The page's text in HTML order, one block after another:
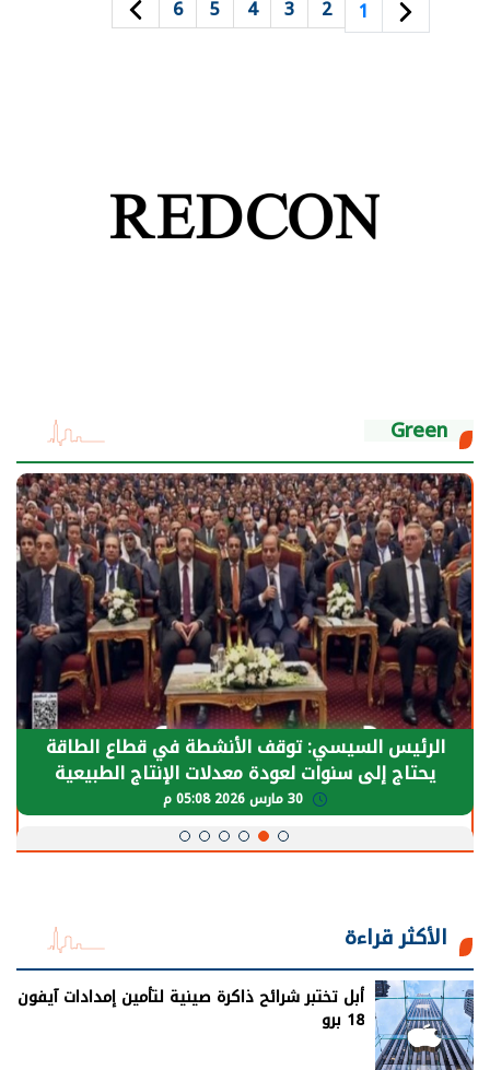
1
2
3
4
5
6
Green
الرئيس السيسي: توقف الأنشطة في قطاع الطاقة
يحتاج إلى سنوات لعودة معدلات الإنتاج الطبيعية
الأكثر قراءة
أبل تختبر شرائح ذاكرة صينية لتأمين إمدادات آيفون
18 برو